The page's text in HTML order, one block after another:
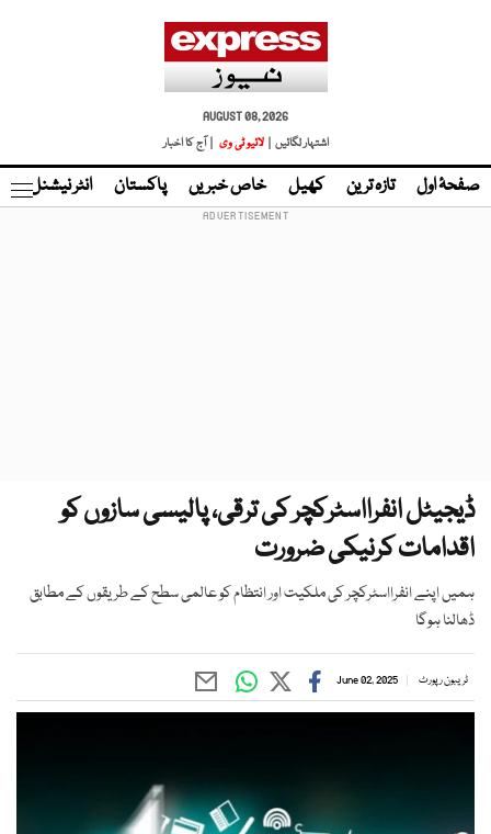
AUGUST 08, 2026
اشتہار لگائیں |
لائیو ٹی وی | آج کا اخبار
صفحۂ اول تازہ ترین کھیل خاص خبریں پاکستان انٹر نیشنل
ڈیجیٹل انفرااسٹرکچر کی ترقی، پالیسی سازوں کو
اقدامات کرنیکی ضرورت
ہمیں اپنے انفرااسٹرکچر کی ملکیت اور انتظام کو عالمی سطح کے طریقوں کے مطابق
ڈھالنا ہوگا
ٹریبون رپورٹ June 02, 2025